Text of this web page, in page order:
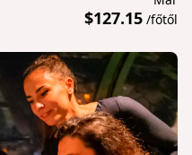
$127.15 /főtől